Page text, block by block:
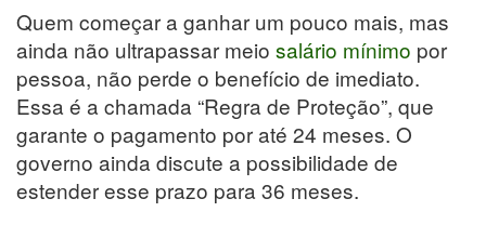
Quem começar a ganhar um pouco mais, mas
ainda não ultrapassar meio salário mínimo por
pessoa, não perde o benefício de imediato.
Essa é a chamada “Regra de Proteção”, que
garante o pagamento por até 24 meses. O
governo ainda discute a possibilidade de
estender esse prazo para 36 meses.